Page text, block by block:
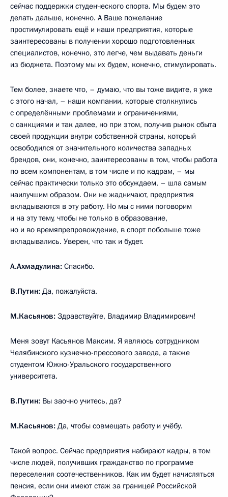
сейчас поддержки студенческого спорта. Мы будем это
делать дальше, конечно. А Ваше пожелание
простимулировать ещё и наши предприятия, которые
заинтересованы в получении хорошо подготовленных
специалистов, конечно, это легче, чем выдавать деньги
из бюджета. Поэтому мы их будем, конечно, стимулировать.
Тем более, знаете что, – думаю, что вы тоже видите, я уже
с этого начал, – наши компании, которые столкнулись
с определёнными проблемами и ограничениями,
с санкциями и так далее, но при этом, получив рынок сбыта
своей продукции внутри собственной страны, который
освободился от значительного количества западных
брендов, они, конечно, заинтересованы в том, чтобы работа
по всем компонентам, в том числе и по кадрам, – мы
сейчас практически только это обсуждаем, – шла самым
наилучшим образом. Они не жадничают, предприятия
вкладываются в эту работу. Но мы с ними поговорим
и на эту тему, чтобы не только в образование,
но и во времяпрепровождение, в спорт побольше тоже
вкладывались. Уверен, что так и будет.
А.Ахмадулина: Спасибо.
В.Путин: Да, пожалуйста.
М.Касьянов: Здравствуйте, Владимир Владимирович!
Меня зовут Касьянов Максим. Я являюсь сотрудником
Челябинского кузнечно-прессового завода, а также
студентом Южно-Уральского государственного
университета.
В.Путин: Вы заочно учитесь, да?
М.Касьянов: Да, чтобы совмещать работу и учёбу.
Такой вопрос. Сейчас предприятия набирают кадры, в том
числе людей, получивших гражданство по программе
переселения соотечественников. Как им будет начисляться
пенсия, если они имеют стаж за границей Российской